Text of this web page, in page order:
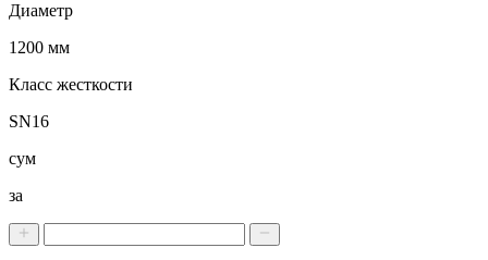
Диаметр
1200 мм
Класс жесткости
SN16
сум
за